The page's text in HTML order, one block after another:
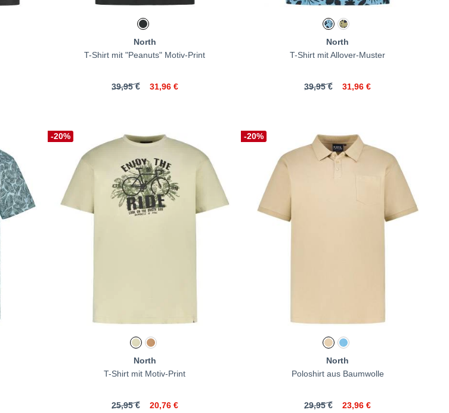
North
T-Shirt mit "Peanuts" Motiv-Print
39,95 € 31,96 €
North
T-Shirt mit Allover-Muster
39,95 € 31,96 €
-20%
North
T-Shirt mit Motiv-Print
25,95 € 20,76 €
-20%
North
Poloshirt aus Baumwolle
29,95 € 23,96 €